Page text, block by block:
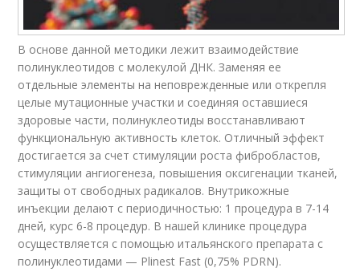
В основе данной методики лежит взаимодействие
полинуклеотидов с молекулой ДНК. Заменяя ее
отдельные элементы на неповрежденные или открепля
целые мутационные участки и соединяя оставшиеся
здоровые части, полинуклеотиды восстанавливают
функциональную активность клеток. Отличный эффект
достигается за счет стимуляции роста фибробластов,
стимуляции ангиогенеза, повышения оксигенации тканей,
защиты от свободных радикалов. Внутрикожные
инъекции делают с периодичностью: 1 процедура в 7-14
дней, курс 6-8 процедур. В нашей клинике процедура
осуществляется с помощью итальянского препарата с
полинуклеотидами — Plinest Fast (0,75% PDRN).